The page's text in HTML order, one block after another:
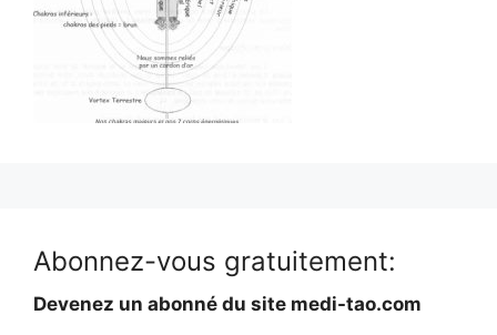
Abonnez-vous gratuitement:
Devenez un abonné du site medi-tao.com